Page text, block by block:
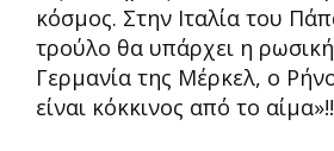
κόσμος. Στην Ιταλία του
τρούλο θα υπάρχει η
Γερμανία της Μέρκελ, ο
είναι κόκκινος από το